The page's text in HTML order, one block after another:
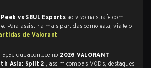
vs S8UL Esports ao vivo na strafe.com,
Para assistir a mais partidas como esta, visite o
de Valorant .
que acontece no 2026 VALORANT
Asia: Split 2 , assim como as VODs, destaques